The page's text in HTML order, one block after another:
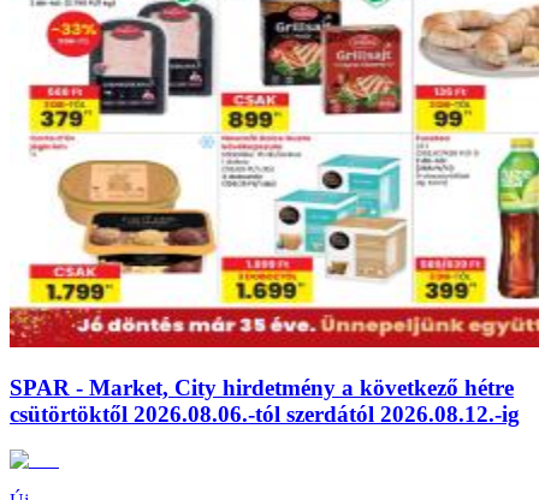
SPAR - Market, City hirdetmény a következő hétre
csütörtöktől 2026.08.06.-tól szerdától 2026.08.12.-ig